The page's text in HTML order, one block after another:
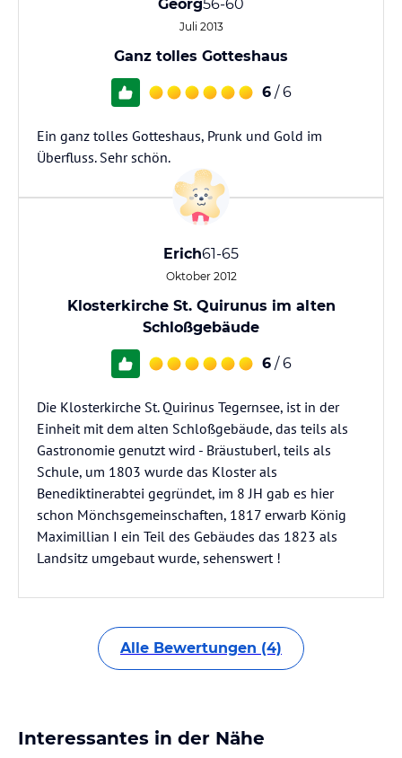
Georg56-60
Juli 2013
Ganz tolles Gotteshaus
6 / 6
Ein ganz tolles Gotteshaus, Prunk und Gold im
Überfluss. Sehr schön.
Erich61-65
Oktober 2012
Klosterkirche St. Quirunus im alten
Schloßgebäude
6 / 6
Die Klosterkirche St. Quirinus Tegernsee, ist in der
Einheit mit dem alten Schloßgebäude, das teils als
Gastronomie genutzt wird - Bräustuberl, teils als
Schule, um 1803 wurde das Kloster als
Benediktinerabtei gegründet, im 8 JH gab es hier
schon Mönchsgemeinschaften, 1817 erwarb König
Maximillian I ein Teil des Gebäudes das 1823 als
Landsitz umgebaut wurde, sehenswert !
Alle Bewertungen (4)
Interessantes in der Nähe